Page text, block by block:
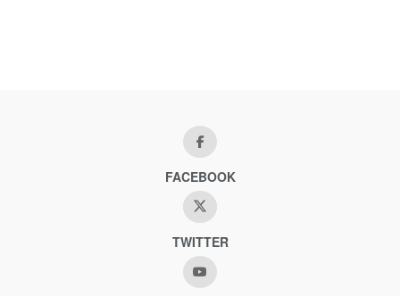
FACEBOOK
TWITTER